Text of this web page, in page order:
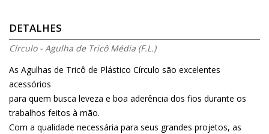
DETALHES
Círculo - Agulha de Tricô Média (F.L.)
As Agulhas de Tricô de Plástico Círculo são excelentes
acessórios
para quem busca leveza e boa aderência dos fios durante os
trabalhos feitos à mão.
Com a qualidade necessária para seus grandes projetos, as